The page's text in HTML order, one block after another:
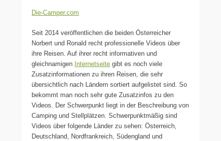
Die-Camper.com
Seit 2014 veröffentlichen die beiden Österreicher
Norbert und Ronald recht professionelle Videos über
ihre Reisen. Auf ihrer recht informativen und
gleichnamigen Internetseite gibt es noch viele
Zusatzinformationen zu ihren Reisen, die sehr
übersichtlich nach Ländern sortiert aufgelistet sind. So
bekommt man noch sehr gute Zusatzinfos zu den
Videos. Der Schwerpunkt liegt in der Beschreibung von
Camping und Stellplätzen. Schwerpunktmäßig sind
Videos über folgende Länder zu sehen: Österreich,
Deutschland, Nordfrankreich, Südengland und